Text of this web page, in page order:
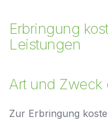
Erbringung
Leistungen
Art und Zweck
Zur Erbringung